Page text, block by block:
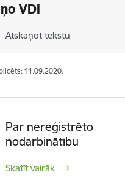
VDI
Atskaņot tekstu
11.09.2020.
Par nereģistrēto
nodarbinātību
Skatīt vairāk